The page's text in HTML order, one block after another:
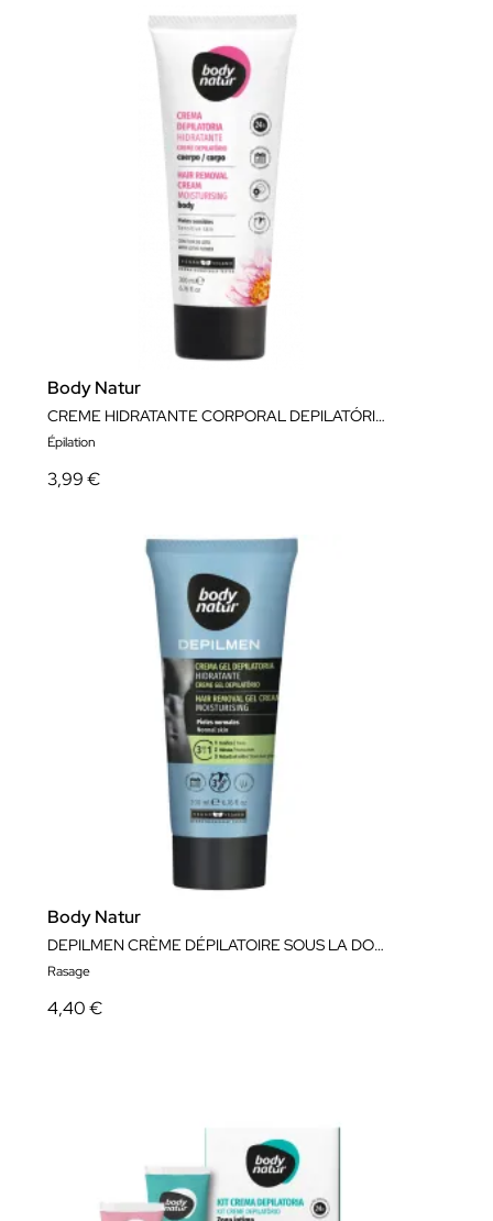
Body Natur
CREME HIDRATANTE CORPORAL DEPILATÓRIO FLOR DE LÓTUS
Épilation
3,99 €
Body Natur
DEPILMEN CRÈME DÉPILATOIRE SOUS LA DOUCHE
Rasage
4,40 €